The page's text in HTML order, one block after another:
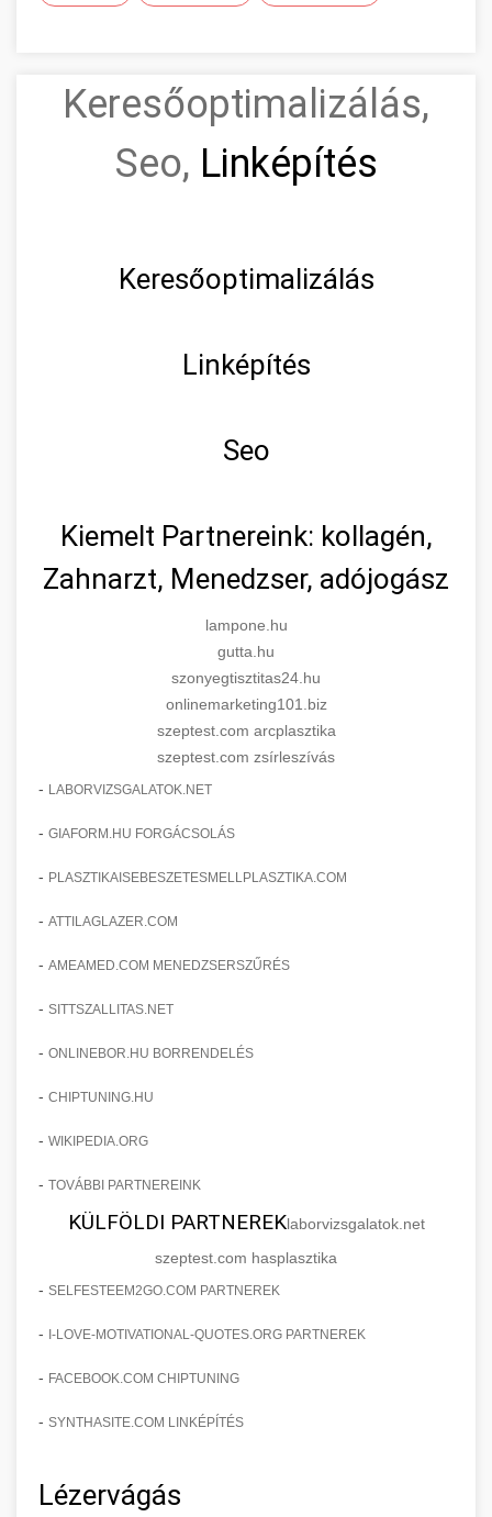
Keresőoptimalizálás,
Seo, Linképítés
Keresőoptimalizálás
Linképítés
Seo
Kiemelt Partnereink: kollagén,
Zahnarzt, Menedzser, adójogász
lampone.hu
gutta.hu
szonyegtisztitas24.hu
onlinemarketing101.biz
szeptest.com arcplasztika
szeptest.com zsírleszívás
- LABORVIZSGALATOK.NET
- GIAFORM.HU FORGÁCSOLÁS
- PLASZTIKAISEBESZETESMELLPLASZTIKA.COM
- ATTILAGLAZER.COM
- AMEAMED.COM MENEDZSERSZŰRÉS
- SITTSZALLITAS.NET
- ONLINEBOR.HU BORRENDELÉS
- CHIPTUNING.HU
- WIKIPEDIA.ORG
- TOVÁBBI PARTNEREINK
KÜLFÖLDI PARTNEREKlaborvizsgalatok.net
szeptest.com hasplasztika
- SELFESTEEM2GO.COM PARTNEREK
- I-LOVE-MOTIVATIONAL-QUOTES.ORG PARTNEREK
- FACEBOOK.COM CHIPTUNING
- SYNTHASITE.COM LINKÉPÍTÉS
Lézervágás